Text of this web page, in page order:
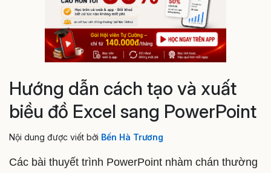
Hướng dẫn cách tạo và xuất
biều đồ Excel sang PowerPoint
Nội dung được viết bởi Bến Hà Trương
Các bài thuyết trình PowerPoint nhàm chán thường